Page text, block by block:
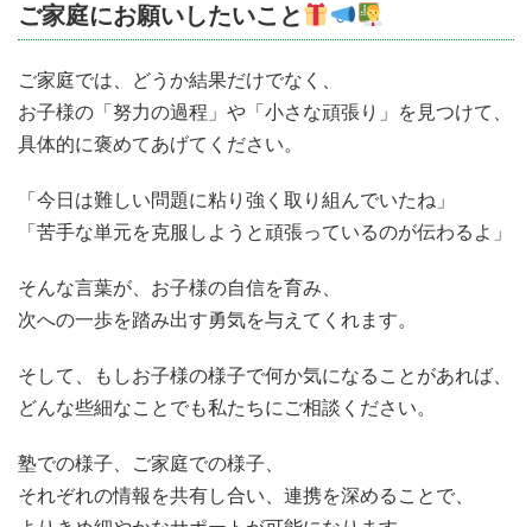
ご家庭にお願いしたいこと
ご家庭では、どうか結果だけでなく、
お子様の「努力の過程」や「小さな頑張り」を見つけて、
具体的に褒めてあげてください。
「今日は難しい問題に粘り強く取り組んでいたね」
「苦手な単元を克服しようと頑張っているのが伝わるよ」
そんな言葉が、お子様の自信を育み、
次への一歩を踏み出す勇気を与えてくれます。
そして、もしお子様の様子で何か気になることがあれば、
どんな些細なことでも私たちにご相談ください。
塾での様子、ご家庭での様子、
それぞれの情報を共有し合い、連携を深めることで、